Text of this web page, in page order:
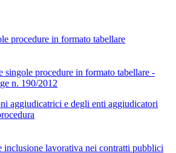
procedure in formato tabellare
singole procedure in formato tabellare -
n. 190/2012
aggiudicatrici e degli enti aggiudicatori
inclusione lavorativa nei contratti pubblici